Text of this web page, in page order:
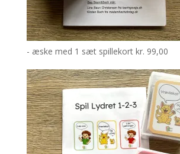
- æske med 1 sæt spillekort kr. 99,00